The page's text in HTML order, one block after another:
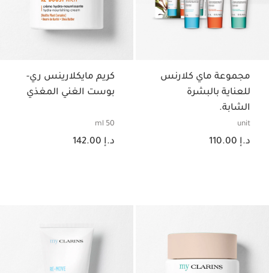
مجموعة ماي كلارنس
للعناية بالبشرة
الشابة.
unit
السعر الحالي هو د.إ 110.00
د.إ 110.00
كريم مايكلارينس ري-
بوست الغني المغذي
50 ml
السعر الحالي هو د.إ 142.00
د.إ 142.00